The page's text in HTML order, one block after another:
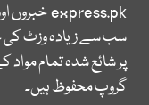
express.pkخبروں
سب سے زیادہ وزٹ
پر شائع شدہ تمام
گروپ محفوظ ہیں۔